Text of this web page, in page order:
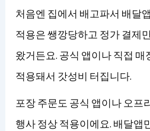
처음엔 집에서 배고파서 배달
적용은 쌩깡당하고 정가 결제
왔거든요. 공식 앱이나 직접 매
적용돼서 갓성비 터집니다.
포장 주문도 공식 앱이나 오프
행사 정상 적용이에요. 배달앱